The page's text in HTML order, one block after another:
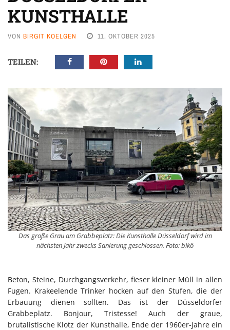
KUNSTHALLE
VON BIRGIT KOELGEN 11. OKTOBER 2025
TEILEN:
Das große Grau am Grabbeplatz: Die Kunsthalle Düsseldorf wird im
nächsten Jahr zwecks Sanierung geschlossen. Foto: bikö
Beton, Steine, Durchgangsverkehr, fieser kleiner Müll in allen
Fugen. Krakeelende Trinker hocken auf den Stufen, die der
Erbauung dienen sollten. Das ist der Düsseldorfer
Grabbeplatz. Bonjour, Tristesse! Auch der graue,
brutalistische Klotz der Kunsthalle, Ende der 1960er-Jahre ein